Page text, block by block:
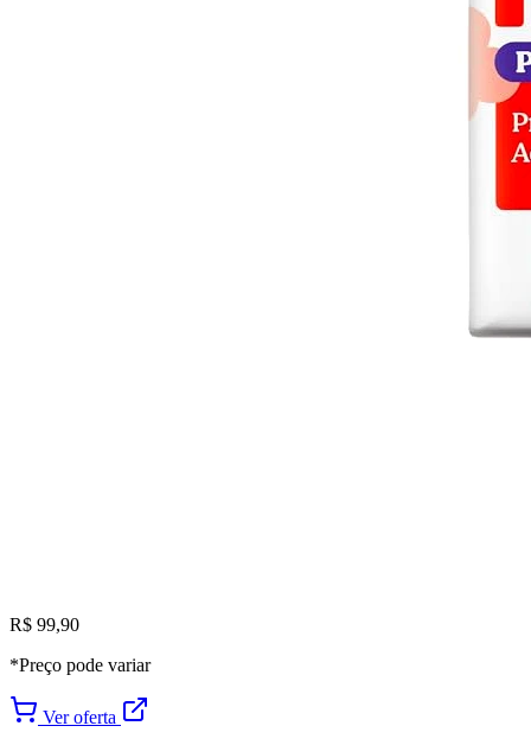
R$ 99,90
*Preço pode variar
Ver oferta